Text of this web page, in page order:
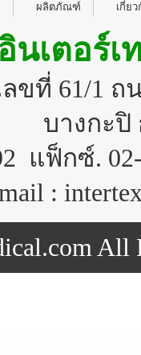
ผลิตภัณฑ์ เกี่ยว
นเตอร์เ
ขที่ 61/1
บางกะปิ
แฟ็กซ์.
: